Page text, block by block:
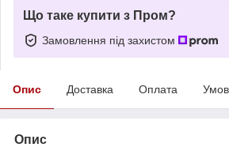
Що таке купити з Пром?
Замовлення під захистом
Опис Доставка Оплата
Опис